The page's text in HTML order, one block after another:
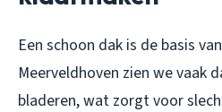
Een schoon dak is de basis
Meerveldhoven zien we vaak
bladeren, wat zorgt voor